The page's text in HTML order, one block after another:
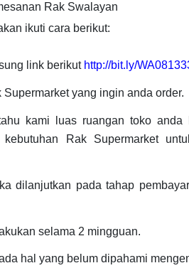
Rak Swalayan
ikuti cara berikut:
link berikut http://bit.ly/
yang ingin anda order.
kami luas ruangan toko anda
Rak Supermarket
dilanjutkan pada tahap
selama 2 mingguan.
hal yang belum dipahami